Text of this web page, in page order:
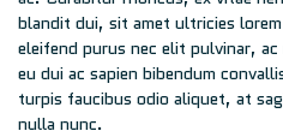
blandit dui, sit amet ultricies
eleifend purus nec elit pulvinar,
eu dui ac sapien bibendum
turpis faucibus odio aliquet, at
nulla nunc.